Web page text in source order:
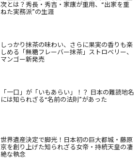
次とは？秀長・秀吉・家康が重用、“出家を重
ねた実務派”の生涯
しっかり抹茶の味わい、さらに果実の香りも楽
しめる「無糖フレーバー抹茶」ストロベリー、
マンゴー新発売
「一口」が「いもあらい」！？ 日本の難読地名
には知られざる“名前の法則”があった
世界遺産決定で脚光！日本初の巨大都城・藤原
京を創り上げた知られざる女帝・持統天皇の凄
絶な執念